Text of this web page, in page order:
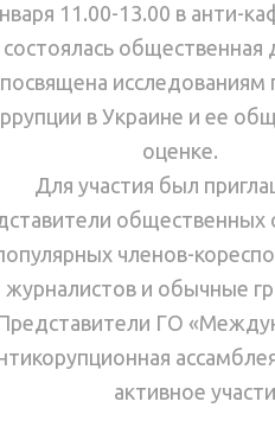
11.00-13.00 в анти-
состоялась общественная
посвящена исследованиям
в Украине и ее
оценке.
Для участия был
общественных
членов-
журналистов и обычные
ГО
активное